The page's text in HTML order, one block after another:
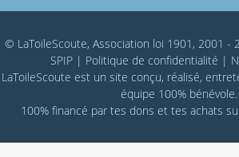
© LaToileScoute, Association loi 1901, 2001 -
SPIP| Politique de confidentialité |
LaToileScoute est un site conçu, réalisé,
équipe 100% bénévole.
100% financé par tes dons et tes achats